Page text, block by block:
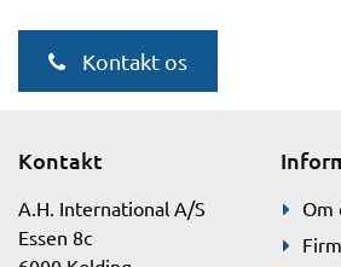
Kontakt os
Kontakt
A.H. International A/S
Essen 8c
Om